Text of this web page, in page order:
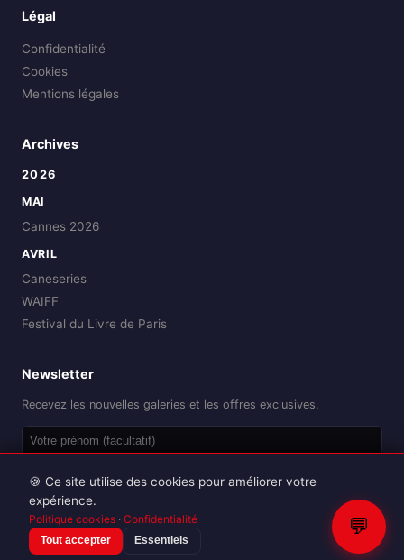
Légal
Confidentialité
Cookies
Mentions légales
Archives
2026
MAI
Cannes 2026
AVRIL
Caneseries
WAIFF
Festival du Livre de Paris
Newsletter
Recevez les nouvelles galeries et les offres exclusives.
Reproduction interdite sans autorisation.
💬
🍪 Ce site utilise des cookies pour améliorer votre
expérience.
Politique cookies · Confidentialité
Tout accepter Essentiels